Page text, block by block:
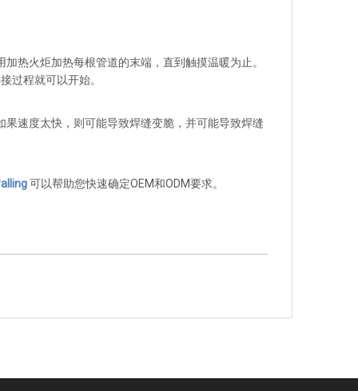
热火炬加热每根管道的末端，直到触摸温暖为止。
过程就可以开始。
速度太快，则可能导致焊缝变脆，并可能导致焊缝
可以帮助您快速确定OEM和ODM要求。